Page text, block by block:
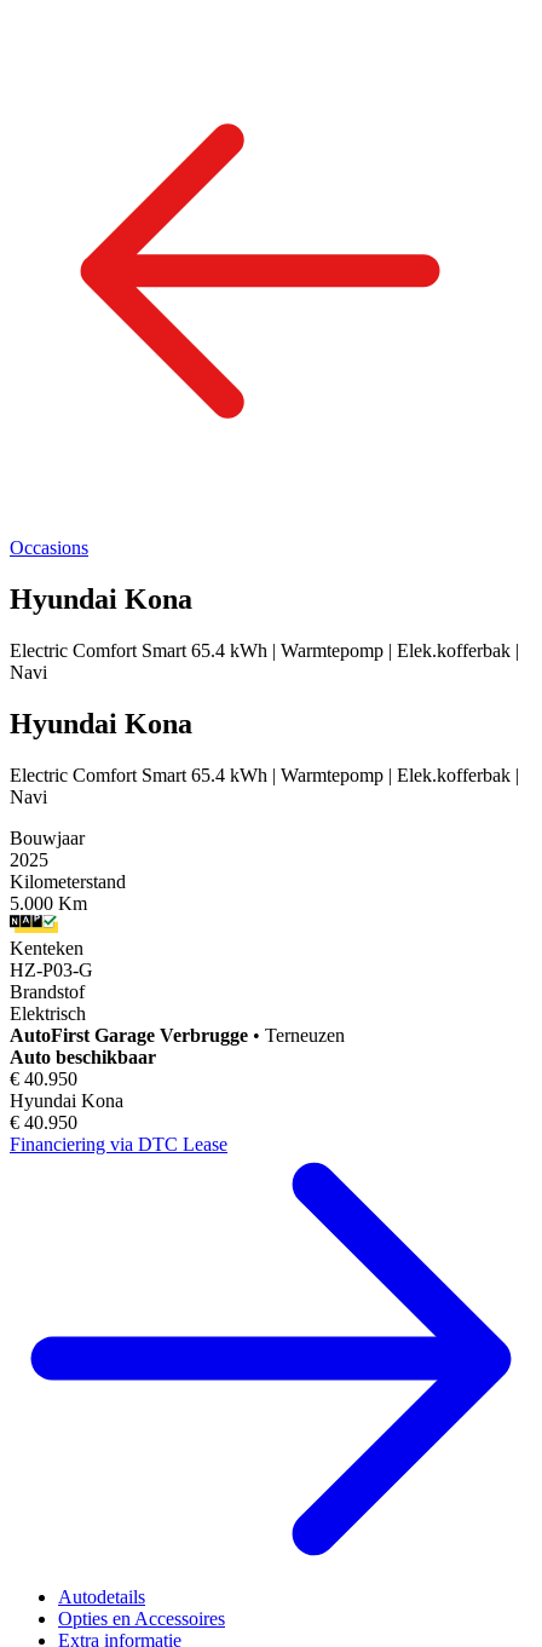
Occasions
Hyundai Kona
Electric Comfort Smart 65.4 kWh | Warmtepomp | Elek.kofferbak |
Navi
Hyundai Kona
Electric Comfort Smart 65.4 kWh | Warmtepomp | Elek.kofferbak |
Navi
Bouwjaar
2025
Kilometerstand
5.000 Km
Kenteken
HZ-P03-G
Brandstof
Elektrisch
AutoFirst Garage Verbrugge • Terneuzen
Auto beschikbaar
€ 40.950
Hyundai Kona
€ 40.950
Financiering via DTC Lease
Autodetails
Opties en Accessoires
Extra informatie